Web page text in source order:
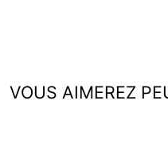
VOUS AIMEREZ